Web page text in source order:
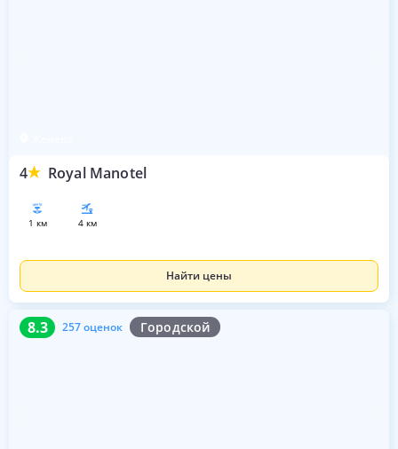
4 Royal Manotel
1 км 4 км
Найти цены
8.3 257 оценок Городской
8.3 257 оценок